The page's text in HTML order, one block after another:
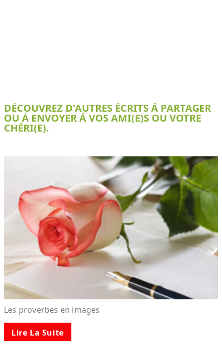
DÉCOUVREZ D'AUTRES ÉCRITS Á PARTAGER
OU Á ENVOYER Á VOS AMI(E)S OU VOTRE
CHÉRI(E).
Les proverbes en images
Lire La Suite